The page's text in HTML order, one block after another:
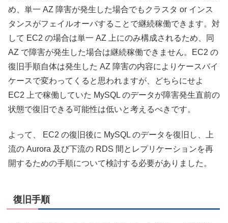
め、単一 AZ 障害が発生した場合でもクラスタ or インス
タンスがフェイルオーバすることで継続稼働できます。対
して EC2 の場合は単一 AZ 上にのみ構成されるため、同
AZ で障害が発生した場合は継続稼働できません。EC2 の
復旧手順自体は発生した AZ 障害の内容によりケースバイ
ケースで変わってくると思われますが、どちらにせよ
EC2 上で稼働していた MySQL のデータが障害発生直前の
状態で復旧できる可能性は低いと考えるべきです。
よって、 EC2 の復旧後に MySQL のデータを復旧し、上
流の Aurora 及び下流の RDS 間とレプリケーションを再
開するための手順について検討する必要がありました。
復旧手順